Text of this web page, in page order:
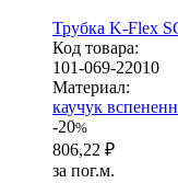
Трубка K-Flex
Код товара:
101-069-22010
Ма­­те­­ри­­ал:
каучук
-20%
806,22 ₽
за пог.м.